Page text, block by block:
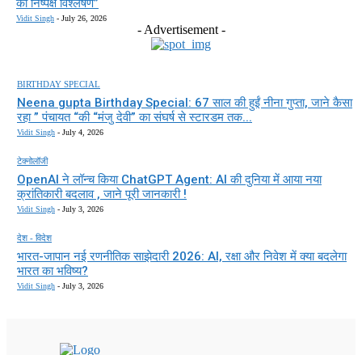
का निष्पक्ष विश्लेषण”
Vidit Singh - July 26, 2026
- Advertisement -
BIRTHDAY SPECIAL
Neena gupta Birthday Special: 67 साल की हुईं नीना गुप्ता, जाने कैसा
रहा ” पंचायत “की “मंजु देवी” का संघर्ष से स्टारडम तक...
Vidit Singh - July 4, 2026
टेक्नोलॉजी
OpenAI ने लॉन्च किया ChatGPT Agent: AI की दुनिया में आया नया
क्रांतिकारी बदलाव , जाने पूरी जानकारी !
Vidit Singh - July 3, 2026
देश - विदेश
भारत-जापान नई रणनीतिक साझेदारी 2026: AI, रक्षा और निवेश में क्या बदलेगा
भारत का भविष्य?
Vidit Singh - July 3, 2026